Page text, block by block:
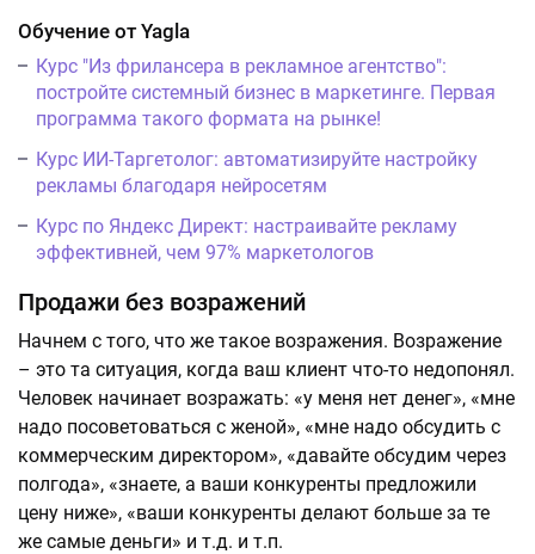
Обучение от Yagla
Курс "Из фрилансера в рекламное агентство":
постройте системный бизнес в маркетинге. Первая
программа такого формата на рынке!
Курс ИИ-Таргетолог: автоматизируйте настройку
рекламы благодаря нейросетям
Курс по Яндекс Директ: настраивайте рекламу
эффективней, чем 97% маркетологов
Продажи без возражений
Начнем с того, что же такое возражения. Возражение
– это та ситуация, когда ваш клиент что-то недопонял.
Человек начинает возражать: «у меня нет денег», «мне
надо посоветоваться с женой», «мне надо обсудить с
коммерческим директором», «давайте обсудим через
полгода», «знаете, а ваши конкуренты предложили
цену ниже», «ваши конкуренты делают больше за те
же самые деньги» и т.д. и т.п.